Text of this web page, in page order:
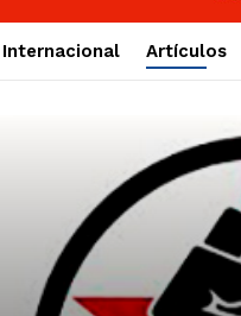
Internacional Artículos